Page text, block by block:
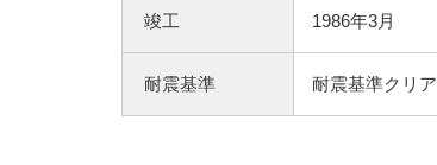
竣工 1986年3月
耐震基準 耐震基準クリア